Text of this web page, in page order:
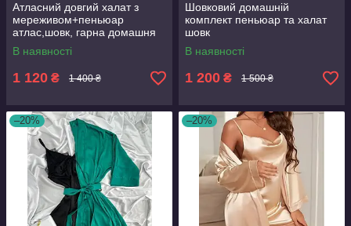
Атласний довгий халат з
мереживом+пеньюар
атлас,шовк, гарна домашня
одяг
В наявності
1 120 ₴ 1 400 ₴
Шовковий домашній
комплект пеньюар та халат
шовк
В наявності
1 200 ₴ 1 500 ₴
–20% –20%